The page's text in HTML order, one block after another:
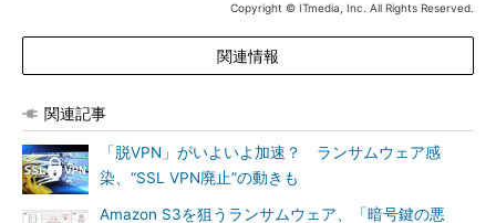
Copyright © ITmedia, Inc. All Rights Reserved.
関連情報
関連記事
「脱VPN」がいよいよ加速？ ランサムウェア感
染、“SSL VPN廃止”の動きも
Amazon S3を狙うランサムウェア、「暗号鍵の悪